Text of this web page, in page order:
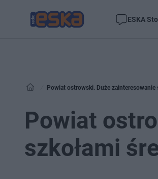
ESKA
Powiat ostrowski. Duże zainteresowanie
Powiat
szkołami